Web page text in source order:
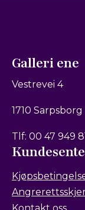
Galleri ene
Vestrevei 4
1710 Sarpsborg
Tlf: 00 47 949